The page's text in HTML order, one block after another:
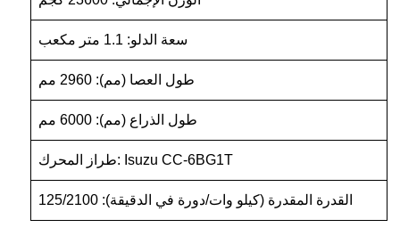
سعة الدلو: 1.1 متر مكعب
طول الذراع (مم): 6000 مم
طراز المحرك: Isuzu CC-6BG1T
القدرة المقدرة (كيلو وات/دورة في الدقيقة): 125/2100